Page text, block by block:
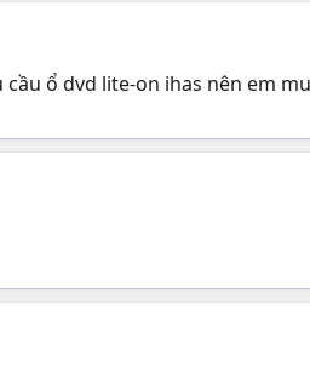
ổ dvd lite-on ihas nên em